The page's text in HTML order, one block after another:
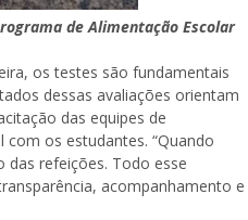
de Alimentação Escolar
os testes são fundamentais
dessas avaliações orientam
das equipes de
os estudantes. “Quando
das refeições. Todo esse
acompanhamento e